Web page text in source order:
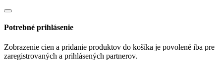
Potrebné prihlásenie
Zobrazenie cien a pridanie produktov do košíka je povolené iba pre
zaregistrovaných a prihlásených partnerov.